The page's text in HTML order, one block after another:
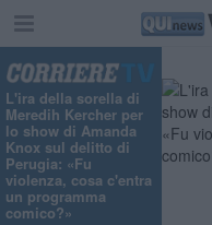
L'ira della sorella di
Meredih Kercher per
lo show di Amanda
Knox sul delitto di
Perugia: «Fu
violenza, cosa c'entra
un programma
comico?»